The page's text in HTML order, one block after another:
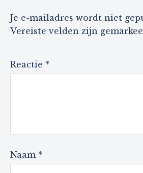
Je e-mailadres wordt niet
Vereiste velden zijn
Reactie *
Naam *